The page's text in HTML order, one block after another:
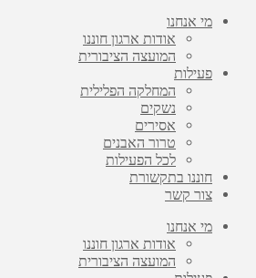
מי אנחנו
אודות ארגון חוננו
המועצה הציבורית
פעילות
המחלקה הפלילית
נשקים
אסירים
טרור האבנים
לכל הפעילות
חוננו בתקשורת
צור קשר
מי אנחנו
אודות ארגון חוננו
המועצה הציבורית